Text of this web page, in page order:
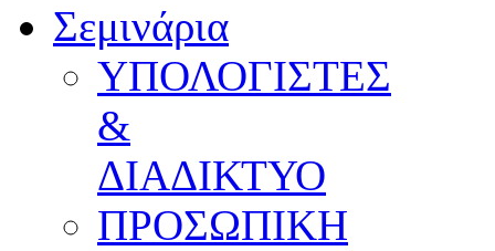
Σεμινάρια
ΥΠΟΛΟΓΙΣΤΕΣ
&
ΔΙΑΔΙΚΤΥΟ
ΠΡΟΣΩΠΙΚΗ